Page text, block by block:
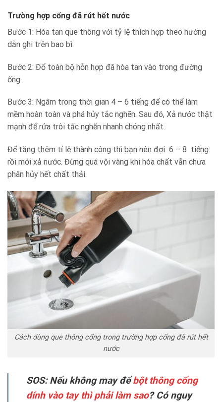
Trường hợp cống đã rút hết nước
Bước 1: Hòa tan que thông với tỷ lệ thích hợp theo hướng
dẫn ghi trên bao bì.
Bước 2: Đổ toàn bộ hỗn hợp đã hòa tan vào trong đường
ống.
Bước 3: Ngâm trong thời gian 4 – 6 tiếng để có thể làm
mềm hoàn toàn và phá hủy tắc nghẽn. Sau đó, Xả nước thật
mạnh để rửa trôi tắc nghẽn nhanh chóng nhất.
Để tăng thêm tỉ lệ thành công thì bạn nên đợi 6 – 8 tiếng
rồi mới xả nước. Đừng quá vội vàng khi hóa chất vẫn chưa
phân hủy hết chất thải.
Cách dùng que thông cống trong trường hợp cống đã rút hết
nước
SOS: Nếu không may đểbột thông cống
dính vào tay thì phải làm sao? Có nguy